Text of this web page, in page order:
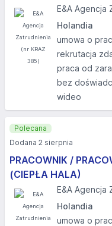
E&A Agencja
Holandia
umowa o
rekrutacja
praca od
bez
wideo
PRACOWNIK /
(CIEPŁA HALA)
E&A Agencja
Holandia
umowa o
Polecana
Dodana 2 sierpnia